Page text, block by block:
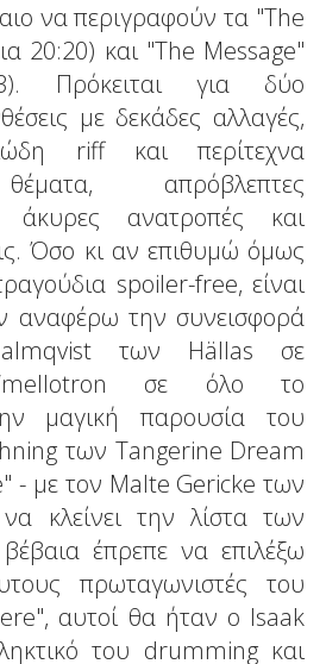
να περιγραφούν τα "The
20:20) και "The Message"
Πρόκειται για δύο
με δεκάδες αλλαγές,
riff και περίτεχνα
απρόβλεπτες
άκυρες ανατροπές και
Όσο κι αν επιθυμώ όμως
spoiler-free, είναι
αναφέρω την συνεισφορά
των Hällas σε
mellotron σε όλο το
μαγική παρουσία του
των Tangerine Dream
- με τον Malte Gericke των
κλείνει την λίστα των
έπρεπε να επιλέξω
πρωταγωνιστές του
αυτοί θα ήταν ο Isaak
του drumming και